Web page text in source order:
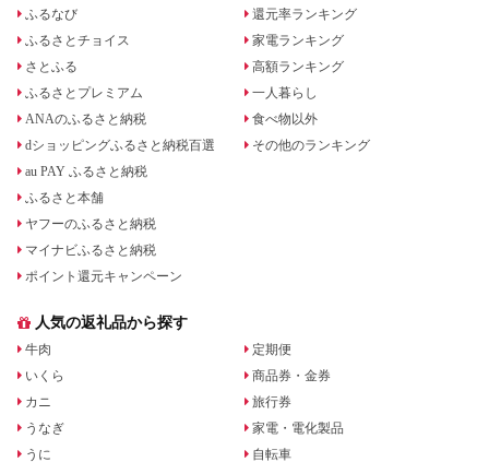
ふるなび
ふるさとチョイス
さとふる
ふるさとプレミアム
ANAのふるさと納税
dショッピングふるさと納税百選
au PAY ふるさと納税
ふるさと本舗
ヤフーのふるさと納税
マイナビふるさと納税
ポイント還元キャンペーン
還元率ランキング
家電ランキング
高額ランキング
一人暮らし
食べ物以外
その他のランキング
人気の返礼品から探す
牛肉
いくら
カニ
うなぎ
うに
定期便
商品券・金券
旅行券
家電・電化製品
自転車